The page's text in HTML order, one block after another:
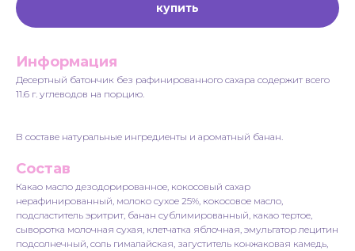
купить
Информация
Десертный батончик без рафинированного сахара содержит всего
11.6 г. углеводов на порцию.
В составе натуральные ингредиенты и ароматный банан.
Состав
Какао масло дезодорированное, кокосовый сахар
нерафинированный, молоко сухое 25%, кокосовое масло,
подсластитель эритрит, банан сублимированный, какао тертое,
сыворотка молочная сухая, клетчатка яблочная, эмульгатор лецитин
подсолнечный, соль гималайская, загуститель конжаковая камедь,